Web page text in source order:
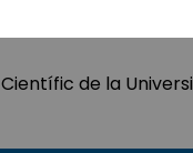
de la